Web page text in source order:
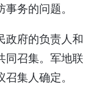
务的问题。
政府的负责人和
同召集。军地联
集人确定。